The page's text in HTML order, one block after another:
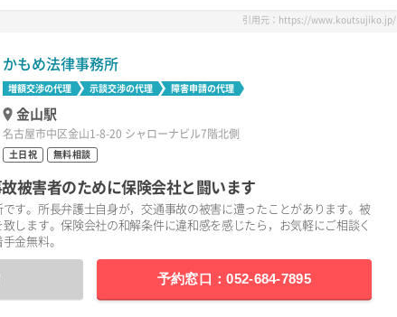
引用元：https://www.koutsujiko.jp/
かもめ法律事務所
増額交渉の代理 示談交渉の代理 障害申請の代理
金山駅
名古屋市中区金山1-8-20 シャローナビル7階北側
土日祝 無料相談
被害者のために保険会社と闘います
す。所長弁護士自身が，交通事故の被害に遭ったことがあります。被
します。保険会社の和解条件に違和感を感じたら，お気軽にご相談く
金無料。
予約窓口：052-684-7895